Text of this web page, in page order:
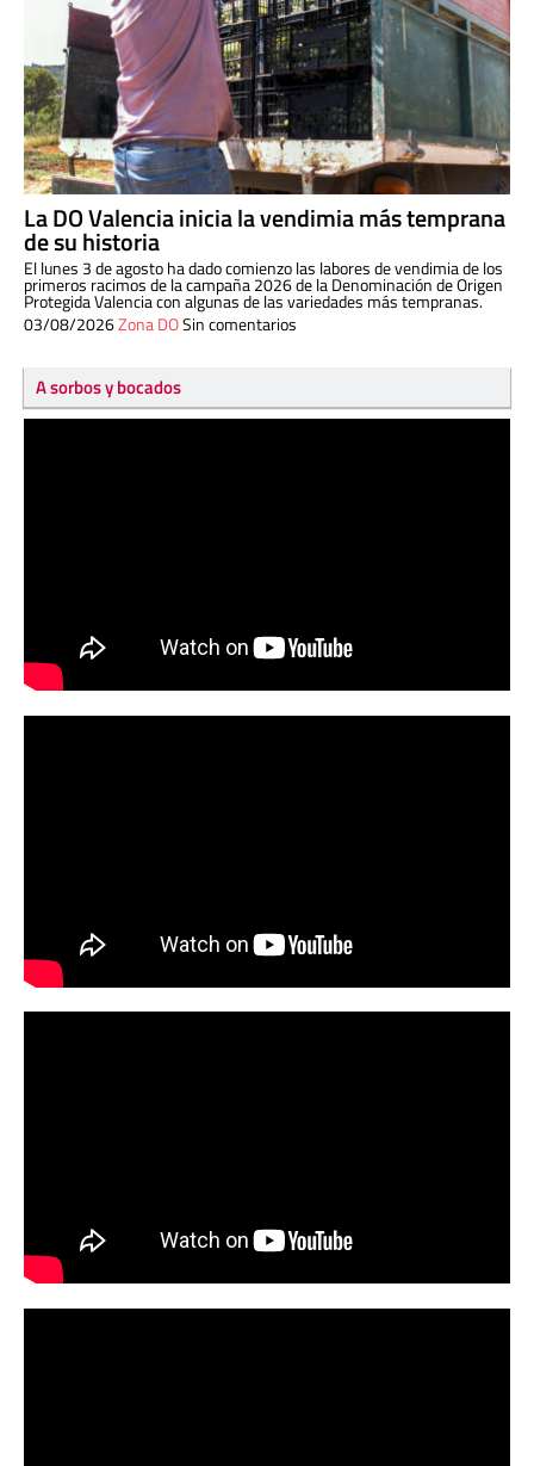
La DO Valencia inicia la vendimia más temprana
de su historia
El lunes 3 de agosto ha dado comienzo las labores de vendimia de los
primeros racimos de la campaña 2026 de la Denominación de Origen
Protegida Valencia con algunas de las variedades más tempranas.
03/08/2026Zona DOSin comentarios
A sorbos y bocados